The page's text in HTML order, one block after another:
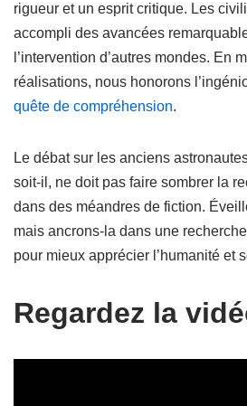
rigueur et un esprit critique. Les
accompli des avancées
l’intervention d’autres mondes. En
réalisations, nous honorons
quête de compréhension.
Le débat sur les anciens
soit-il, ne doit pas faire sombrer la
dans des méandres de fiction.
mais ancrons-la dans une
pour mieux apprécier l’humanité et
Regardez la